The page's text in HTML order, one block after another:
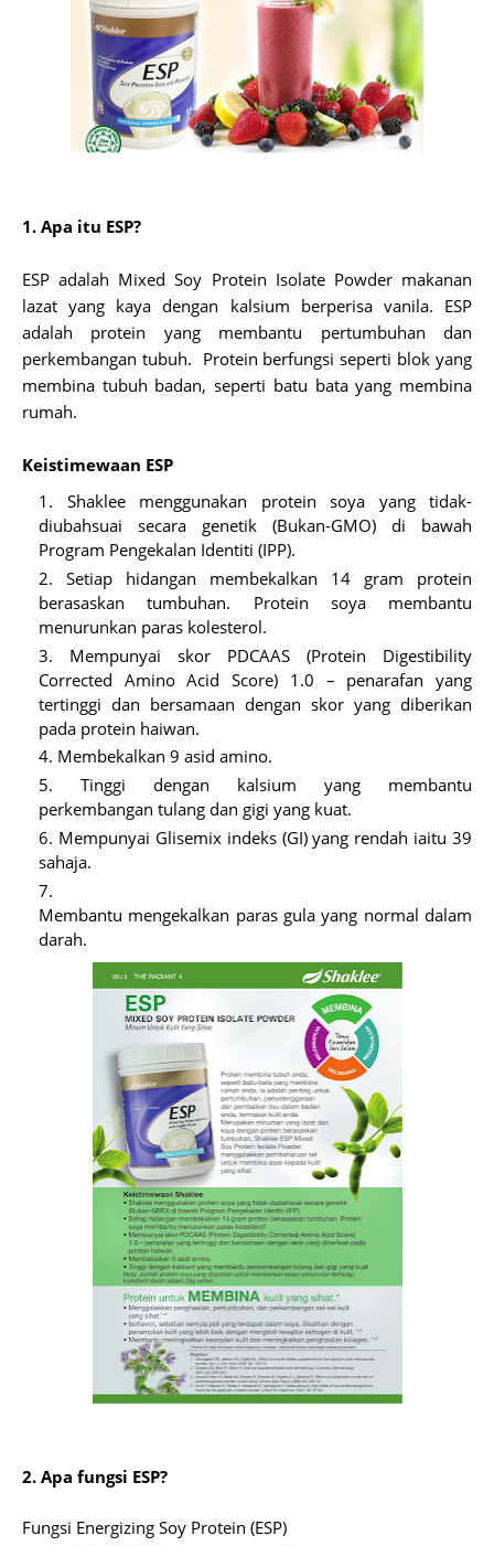
1. Apa itu ESP?
ESP adalah Mixed Soy Protein Isolate Powder makanan
lazat yang kaya dengan kalsium berperisa vanila. ESP
adalah protein yang membantu pertumbuhan dan
perkembangan tubuh. Protein berfungsi seperti blok yang
membina tubuh badan, seperti batu bata yang membina
rumah.
Keistimewaan ESP
Shaklee menggunakan protein soya yang tidak-
diubahsuai secara genetik (Bukan-GMO) di bawah
Program Pengekalan Identiti (IPP).
Setiap hidangan membekalkan 14 gram protein
berasaskan tumbuhan. Protein soya membantu
menurunkan paras kolesterol.
Mempunyai skor PDCAAS (Protein Digestibility
Corrected Amino Acid Score) 1.0 – penarafan yang
tertinggi dan bersamaan dengan skor yang diberikan
pada protein haiwan.
Membekalkan 9 asid amino.
Tinggi dengan kalsium yang membantu
perkembangan tulang dan gigi yang kuat.
Mempunyai Glisemix indeks (GI) yang rendah iaitu 39
sahaja.
Membantu mengekalkan paras gula yang normal dalam
darah.
2. Apa fungsi ESP?
Fungsi Energizing Soy Protein (ESP)